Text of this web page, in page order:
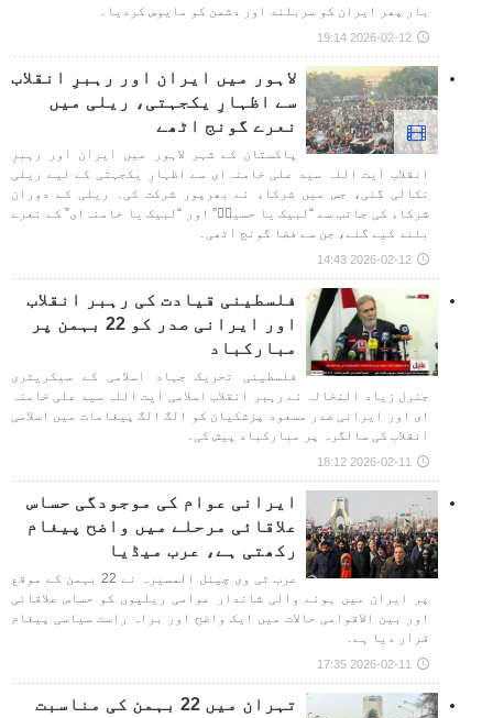
بار پھر ایران کو سربلند اور دشمن کو مایوس کردیا۔
2026-02-12 19:14
لاہور میں ایران اور رہبرِ انقلاب
سے اظہارِ یکجہتی، ریلی میں
نعرے گونج اٹھے
پاکستان کے شہر لاہور میں ایران اور رہبرِ
انقلاب آیت اللہ سید علی خامنہ‌ای سے اظہارِ یکجہتی کے لیے ریلی
نکالی گئی، جس میں شرکاء نے بھرپور شرکت کی۔ ریلی کے دوران
شرکاء کی جانب سے “لبیک یا حسینؑ” اور “لبیک یا خامنہ‌ای” کے نعرے
بلند کیے گئے، جن سے فضا گونج اٹھی۔
2026-02-12 14:43
فلسطینی قیادت کی رہبر انقلاب
اور ایرانی صدر کو 22 بہمن پر
مبارکباد
فلسطینی تحریک جہاد اسلامی کے سیکریٹری
جنرل زیاد النخالہ نے رہبر انقلاب اسلامی آیت اللہ سید علی خامنہ
ای اور ایرانی صدر مسعود پزشکیان کو الگ الگ پیغامات میں اسلامی
انقلاب کی سالگرہ پر مبارکباد پیش کی۔
2026-02-11 18:12
ایرانی عوام کی موجودگی حساس
علاقائی مرحلے میں واضح پیغام
رکھتی ہے، عرب میڈیا
عرب ٹی وی چینل المسیرہ نے 22 بہمن کے موقع
پر ایران میں ہونے والی شاندار عوامی ریلیوں کو حساس علاقائی
اور بین الاقوامی حالات میں ایک واضح اور براہ راست سیاسی پیغام
قرار دیا ہے۔
2026-02-11 17:35
تہران میں 22 بہمن کی مناسبت